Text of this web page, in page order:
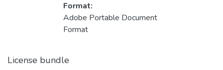
Format:
Adobe Portable Document
Format
License bundle